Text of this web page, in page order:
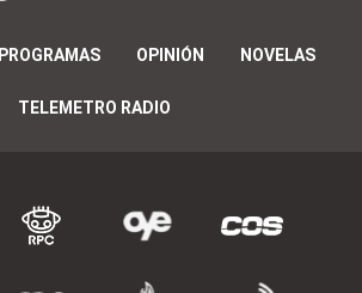
PROGRAMAS OPINIÓN NOVELAS
TELEMETRO RADIO